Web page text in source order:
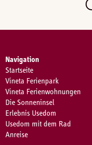
Navigation
Startseite
Vineta Ferienpark
Vineta Ferienwohnungen
Die Sonneninsel
Erlebnis Usedom
Usedom mit dem Rad
Anreise